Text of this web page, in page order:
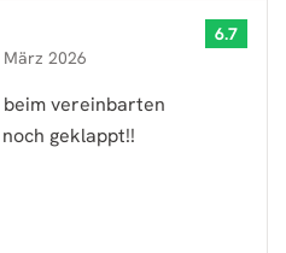
März 2026
6.7
vereinbarten
geklappt!!